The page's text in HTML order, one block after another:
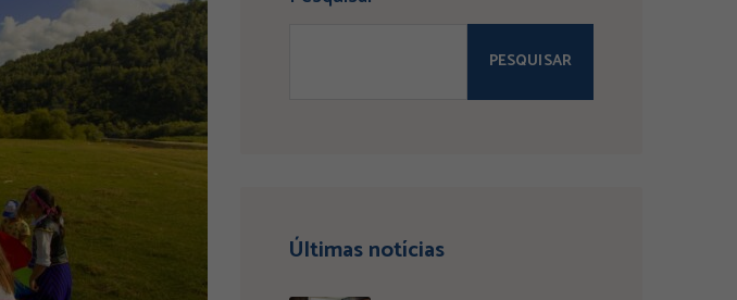
PESQUISAR
Últimas notícias